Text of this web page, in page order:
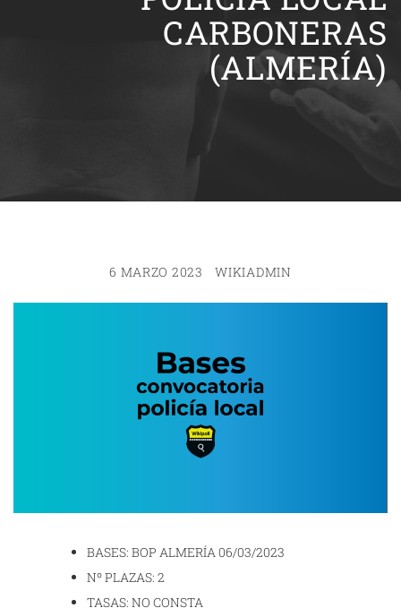
CARBONERAS
(ALMERÍA)
6 MARZO 2023 WIKIADMIN
BASES: BOP ALMERÍA 06/03/2023
Nº PLAZAS: 2
TASAS: NO CONSTA